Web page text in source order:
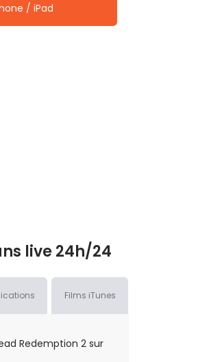
/ iPad
live 24h/24
Films iTunes
Redemption 2 sur